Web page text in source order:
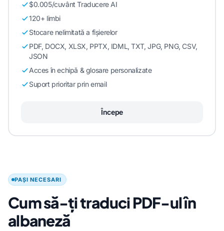
$0.005/cuvânt Traducere AI
120+ limbi
Stocare nelimitată a fișierelor
PDF, DOCX, XLSX, PPTX, IDML, TXT, JPG, PNG, CSV,
JSON
Acces în echipă & glosare personalizate
Suport prioritar prin email
Începe
PAȘI NECESARI
Cum să-ți traduci PDF-ul în
albaneză